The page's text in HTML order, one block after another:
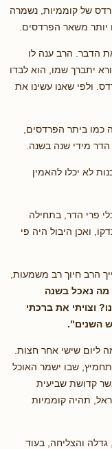
של קוממיות, נשמרה
משאר הפרדסים.
הדבר. הרב ענה לו
יתברך שמו, הוא לבדו
ולפי שאנו עשינו את
ביתר הפרדסים,
מידי שנה בשנה.
לא יכלו להאמין
פרי הדר, בתחילה
ואכן היבול היה פי
הרב חיוך רב משמעות,
מה נאכל בשנה
וצויתי את ברכתי
השנים".
ליום שישי אחר חצות.
תחמיץ, שבו ישמר האוכל
קדושת שביעית
תהיה קוממיות
והצליחה, בעוד